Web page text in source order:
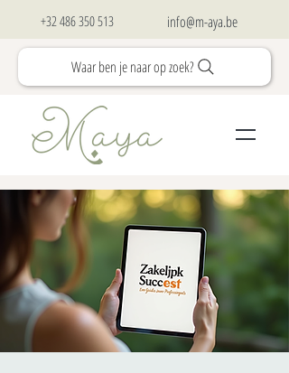
+32 486 350 513 info@m-aya.be
Waar ben je naar op zoek?